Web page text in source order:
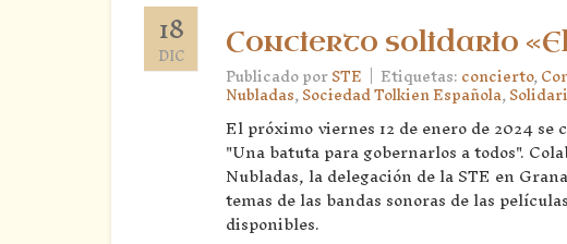
18
DIC Concierto solidario
Publicado porSTE | Etiquetas:concierto,
Nubladas,Sociedad Tolkien Española,
El próximo viernes 12 de enero de 2024
"Una batuta para gobernarlos a todos".
Nubladas, la delegación de la STE en
temas de las bandas sonoras de las
disponibles.